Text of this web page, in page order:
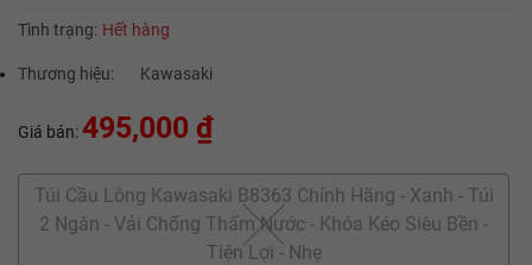
Tình trạng: Hết hàng
Thương hiệu: Kawasaki
Giá bán:495,000 ₫
Túi Cầu Lông Kawasaki B8363 Chính Hãng - Xanh - Túi
2 Ngăn - Vải Chống Thấm Nước - Khóa Kéo Siêu Bền -
Tiện Lợi - Nhẹ